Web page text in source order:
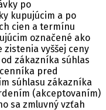
po
kupujúcim a po
cien a termínu
označené ako
zistenia vyššej ceny
zákazníka súhlas
pred
súhlasu zákazníka
(akceptovaním)
sa zmluvný vzťah